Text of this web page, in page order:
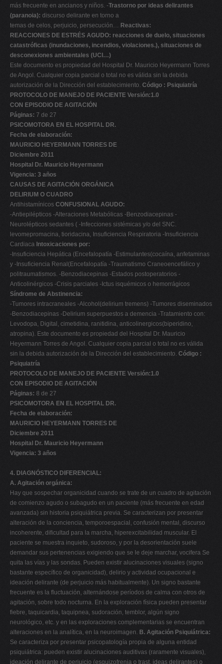
más frecuente en ancianos y niños. -Trastorno por ideas delirantes
(paranoia): discurso delirante en torno a
temas de celos, perjuicio, persecución… Reactivas:
REACCIONES DE ESTRÉS AGUDO: reacciones de duelo, situaciones
catastróficas (inundaciones, incendios, violaciones.), situaciones de
desconexiones ambientales (UCI…)
Este documento es propiedad del Hospital Dr. Mauricio Heyermann Torres
de Angol. Cualquier copia parcial o total no es válida sin la debida
autorización de la Dirección del establecimiento. Código : Psiquiatría
PROTOCOLO DE MANEJO DE PACIENTE Versión:1.0
CON EPISODIO DE AGITACIÓN
Páginas: 7 de 27
PSICOMOTORA EN EL HOSPITAL DR.
Fecha de elaboración:
MAURICIO HEYERMANN TORRES DE
Diciembre 2011
Hospital Dr. Mauricio Heyermann
Vigencia: 3 años
CAUSAS DE AGITACIÓN ORGÁNICA
DELIRIUM O CUADRO
Antihistamínicos CONFUSIONAL AGUDO:
-Antiepilépticos -Alteraciones Metabólicas -Benzodiacepinas -
Neurolépticos sedantes ( -Infecciones sistémicas y/o del SNC.
levomepromacina, tioridacina, Insuficiencia Respiratoria -Insuficiencia
Cardiaca Intoxicaciones por:
-Insuficiencia Hepática (Encefalopatía -Estimulantes(cocaína, anfetaminas
y -Insuficiencia Renal(Encefalopatía -Traumatismo Craneoencefálico y
politraumatismos. -Benzodiacepinas -Estados postoperatorios -
Anticolinérgicos -Crisis parciales -Ictus isquémicos o hemorrágicos
Síndrome de Abstinencia:
-Tumores intracraneales -Alcohol(delirium tremens) -Tumores diseminados
-Benzodiacepinas -Delirium superpuestos a demencia -Tratamiento con:
Levodopa, Digital, cimetidina, ranitidina, anticolinergicos(biperidino,
atropina). Este documento es propiedad del Hospital Dr. Mauricio
Heyermann Torres de Angol. Cualquier copia parcial o total no es válida
sin la debida autorización de la Dirección del establecimiento. Código :
Psiquiatría
PROTOCOLO DE MANEJO DE PACIENTE Versión:1.0
CON EPISODIO DE AGITACIÓN
Páginas: 8 de 27
PSICOMOTORA EN EL HOSPITAL DR.
Fecha de elaboración:
MAURICIO HEYERMANN TORRES DE
Diciembre 2011
Hospital Dr. Mauricio Heyermann
Vigencia: 3 años
4. DIAGNÓSTICO DIFERENCIAL:
A. Agitación orgánica:
Hay que sospechar organicidad cuando se trate de un cuadro de agitación
de comienzo agudo o subagudo en un paciente (más frecuente en edad
avanzada) sin historia psiquiátrica previa. Se caracterizan por presentar
alteración de la conciencia, temporoespacial, confusión mental, discurso
incoherente, dificultad para la marcha, hiperexcitabilidad muscular. El
paciente se muestra inquieto, sudoroso, y por la desorientación suele
demandar sus pertenencias exigiendo que se le deje marchar, vocifera Se
quita las vías y las sondas. Pueden existir alucinaciones visuales (signo
bastante específico de organicidad), delirio y actividad ocupacional e
ideación delirante (de perjuicio más habitualmente). Un signo bastante
frecuente es la fluctuación, alternándose períodos de calma con otros de
agitación, sobre todo nocturna. En la exploración física pueden presentar
fiebre, taquicardia, taquipnea, sudoración, temblor, algún signo
neurológico, etc. y en las exploraciones complementarias se encuentran
alteraciones en la analítica, en la neuroimagen. B. Agitación Psiquiátrica:
Se caracteriza por presentar psicopatología propia de alguna entidad
psiquiátrica: pueden existir alucinaciones auditivas (raramente visuales),
ideación delirante de perjuicio (esquizofrenia o trast. ideas delirantes) o